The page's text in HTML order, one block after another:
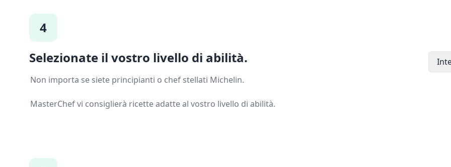
4
Selezionate il vostro livello di abilità.
Non importa se siete principianti o chef stellati Michelin.
MasterChef vi consiglierà ricette adatte al vostro livello di abilità.